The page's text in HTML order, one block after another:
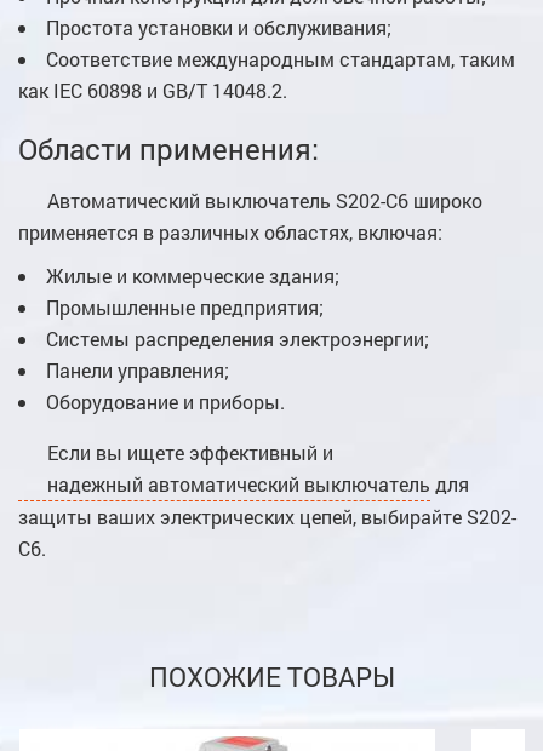
Простота установки и обслуживания;
Соответствие международным стандартам, таким
как IEC 60898 и GB/T 14048.2.
Области применения:
Автоматический выключатель S202-C6 широко
применяется в различных областях, включая:
Жилые и коммерческие здания;
Промышленные предприятия;
Системы распределения электроэнергии;
Панели управления;
Оборудование и приборы.
Если вы ищете эффективный и
надежный автоматический выключатель для
защиты ваших электрических цепей, выбирайте S202-
C6.
ПОХОЖИЕ ТОВАРЫ